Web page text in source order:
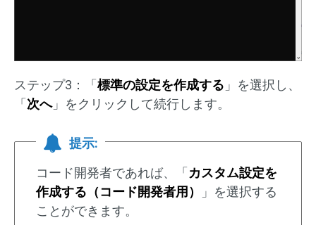
ステップ3：「 標準の設定を作成する 」を選択し、
「 次へ」をクリックして続行します。
提示:
コード開発者であれば、「 カスタム設定を
作成する（コード開発者用）
」を選択する
ことができます。